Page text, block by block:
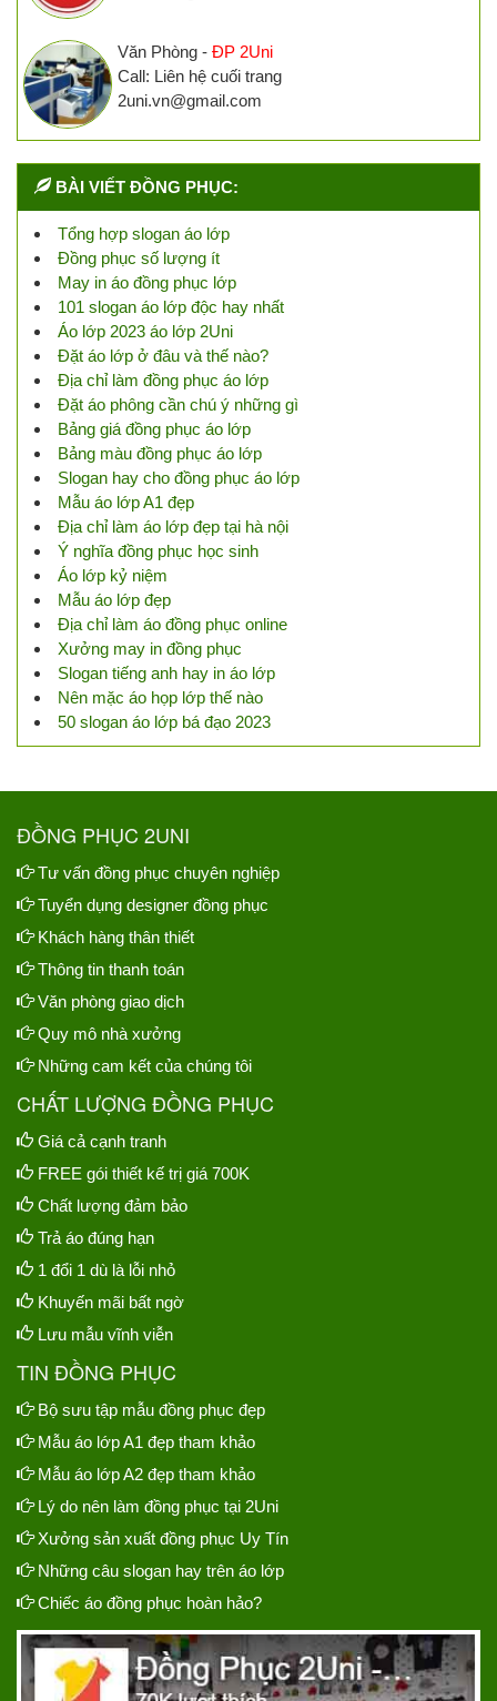
Văn Phòng - ĐP 2Uni
Call: Liên hệ cuối trang
2uni.vn@gmail.com
BÀI VIẾT ĐỒNG PHỤC:
Tổng hợp slogan áo lớp
Đồng phục số lượng ít
May in áo đồng phục lớp
101 slogan áo lớp độc hay nhất
Áo lớp 2023 áo lớp 2Uni
Đặt áo lớp ở đâu và thế nào?
Địa chỉ làm đồng phục áo lớp
Đặt áo phông cần chú ý những gì
Bảng giá đồng phục áo lớp
Bảng màu đồng phục áo lớp
Slogan hay cho đồng phục áo lớp
Mẫu áo lớp A1 đẹp
Địa chỉ làm áo lớp đẹp tại hà nội
Ý nghĩa đồng phục học sinh
Áo lớp kỷ niệm
Mẫu áo lớp đẹp
Địa chỉ làm áo đồng phục online
Xưởng may in đồng phục
Slogan tiếng anh hay in áo lớp
Nên mặc áo họp lớp thế nào
50 slogan áo lớp bá đạo 2023
ĐỒNG PHỤC 2UNI
Tư vấn đồng phục chuyên nghiệp
Tuyển dụng designer đồng phục
Khách hàng thân thiết
Thông tin thanh toán
Văn phòng giao dịch
Quy mô nhà xưởng
Những cam kết của chúng tôi
CHẤT LƯỢNG ĐỒNG PHỤC
Giá cả cạnh tranh
FREE gói thiết kế trị giá 700K
Chất lượng đảm bảo
Trả áo đúng hạn
1 đổi 1 dù là lỗi nhỏ
Khuyến mãi bất ngờ
Lưu mẫu vĩnh viễn
TIN ĐỒNG PHỤC
Bộ sưu tập mẫu đồng phục đẹp
Mẫu áo lớp A1 đẹp tham khảo
Mẫu áo lớp A2 đẹp tham khảo
Lý do nên làm đồng phục tại 2Uni
Xưởng sản xuất đồng phục Uy Tín
Những câu slogan hay trên áo lớp
Chiếc áo đồng phục hoàn hảo?